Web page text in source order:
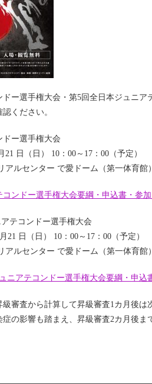
ー選手権大会・第5回全日本ジュニア
ください。
ドー選手権大会
21 日（日） 10：00～17：00（予定）
アルセンター で愛ドーム（第一体育館）
コンドー選手権大会要綱・申込書・参
テコンドー選手権大会
21 日（日） 10：00～17：00（予定）
アルセンター で愛ドーム（第一体育館）
ニアテコンドー選手権大会要綱・申込
審査から計算して昇級審査1カ月後は
症の影響も踏まえ、昇級審査2カ月後ま